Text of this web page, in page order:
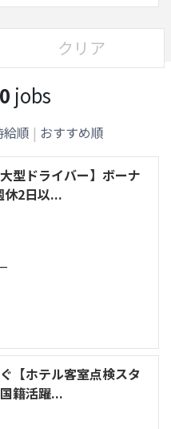
クリア
jobs
順 | おすすめ順
型ドライバー】ボーナ
休2日以...
【ホテル客室点検スタ
籍活躍...